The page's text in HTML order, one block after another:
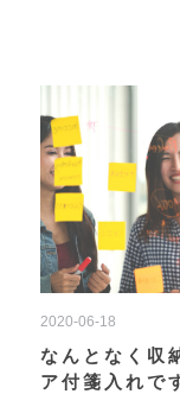
2020-06-18
なんとなく収
ア付箋入れで